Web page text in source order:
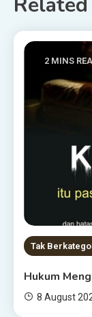
2 MINS
Tak
Hukum
8 August